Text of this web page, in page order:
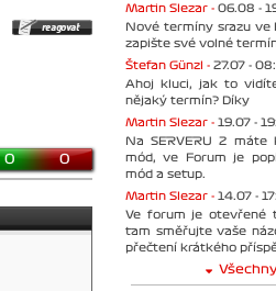
0 0
Martin Slezar - 06.08 -
Nové termíny srazu ve
zapište své volné
Štefan Günzl - 27.07 -
Ahoj kluci, jak to
nějaký termín? Díky
Martin Slezar - 19.07 -
Na SERVERU 2 máte
mód, ve Forum je
mód a setup.
Martin Slezar - 14.07 -
Ve forum je otevřené
tam směřujte vaše
přečtení krátkého